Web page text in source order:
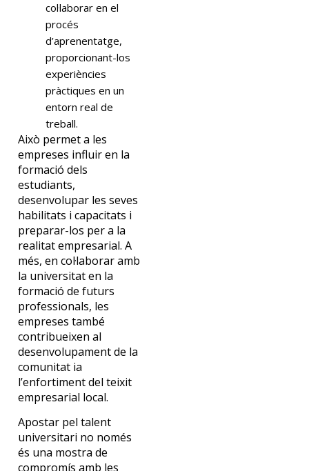
col·laborar en el
procés
d’aprenentatge,
proporcionant-los
experiències
pràctiques en un
entorn real de
treball.
Això permet a les
empreses influir en la
formació dels
estudiants,
desenvolupar les seves
habilitats i capacitats i
preparar-los per a la
realitat empresarial. A
més, en col·laborar amb
la universitat en la
formació de futurs
professionals, les
empreses també
contribueixen al
desenvolupament de la
comunitat ia
l’enfortiment del teixit
empresarial local.
Apostar pel talent
universitari no només
és una mostra de
compromís amb les